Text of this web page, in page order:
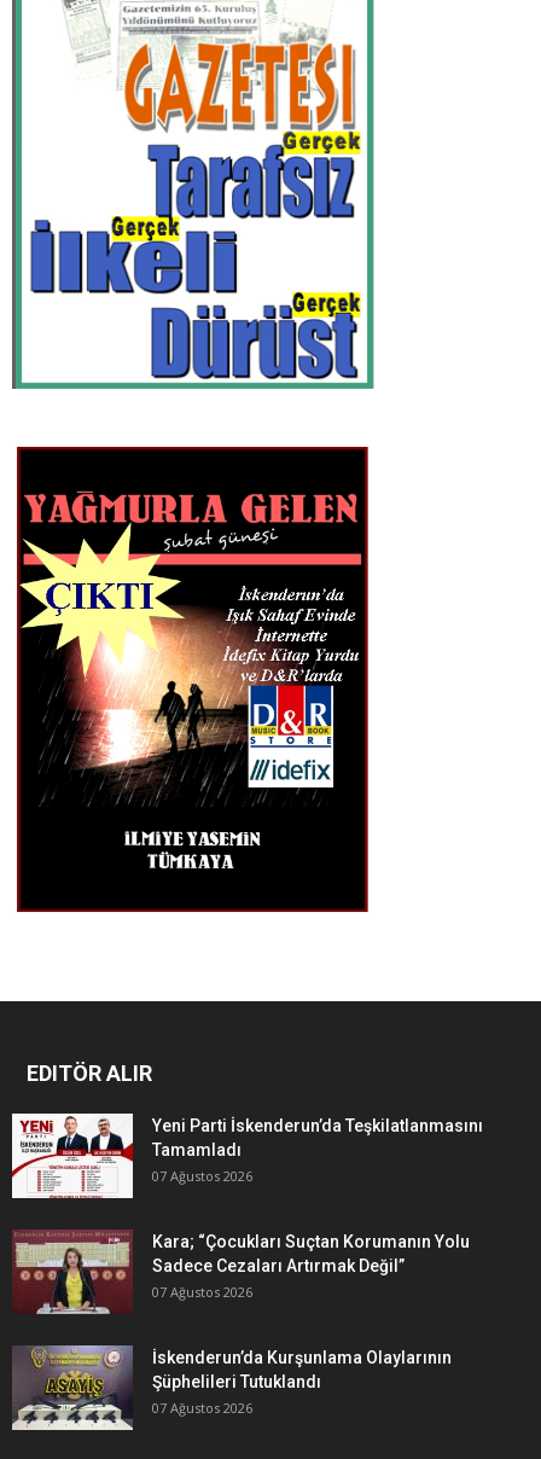
EDITÖR ALIR
Yeni Parti İskenderun’da Teşkilatlanmasını
Tamamladı
07 Ağustos 2026
Kara; “Çocukları Suçtan Korumanın Yolu
Sadece Cezaları Artırmak Değil”
07 Ağustos 2026
İskenderun’da Kurşunlama Olaylarının
Şüphelileri Tutuklandı
07 Ağustos 2026